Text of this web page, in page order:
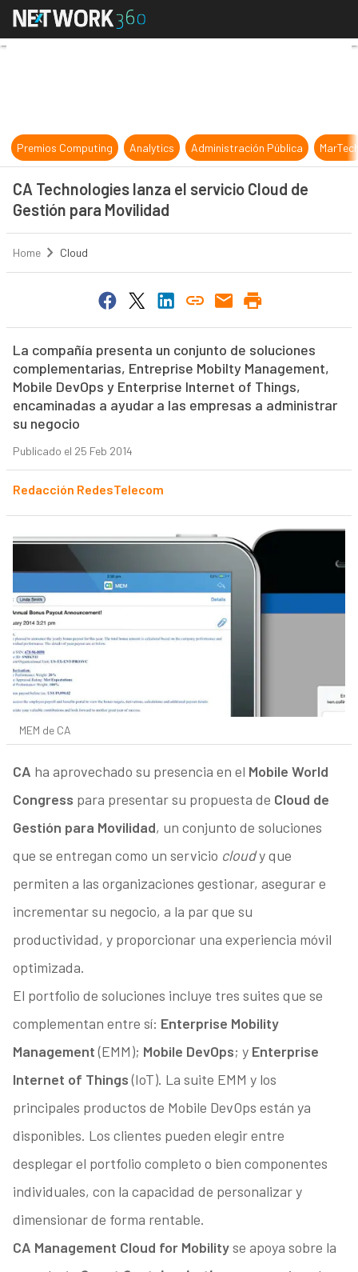
CA Technologies lanza el servicio
Premios Computing Analytics Administración Pública
CA Technologies lanza el servicio Cloud de
Gestión para Movilidad
Home Cloud
La compañía presenta un conjunto de soluciones
complementarias, Entreprise Mobilty Management,
Mobile DevOps y Enterprise Internet of Things,
encaminadas a ayudar a las empresas a administrar
su negocio
Publicado el 25 Feb 2014
Redacción RedesTelecom
MEM de CA
CA ha aprovechado su presencia en el Mobile World
Congress para presentar su propuesta de Cloud de
Gestión para Movilidad, un conjunto de soluciones
que se entregan como un servicio cloudy que
permiten a las organizaciones gestionar, asegurar e
incrementar su negocio, a la par que su
productividad, y proporcionar una experiencia móvil
optimizada.
El portfolio de soluciones incluye tres suites que se
complementan entre sí: Enterprise Mobility
Management(EMM); Mobile DevOps; y Enterprise
Internet of Things(IoT). La suite EMM y los
principales productos de Mobile DevOps están ya
disponibles. Los clientes pueden elegir entre
desplegar el portfolio completo o bien componentes
individuales, con la capacidad de personalizar y
dimensionar de forma rentable.
CA Management Cloud for Mobilityse apoya sobre la